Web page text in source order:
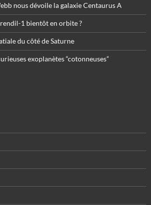
nous dévoile la galaxie Centaurus A
1 bientôt en orbite ?
du côté de Saturne
exoplanètes “cotonneuses”